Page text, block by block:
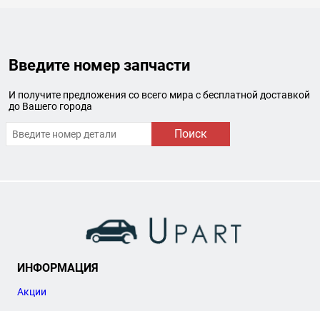
Введите номер запчасти
И получите предложения со всего мира с бесплатной доставкой
до Вашего города
Поиск
ИНФОРМАЦИЯ
Акции